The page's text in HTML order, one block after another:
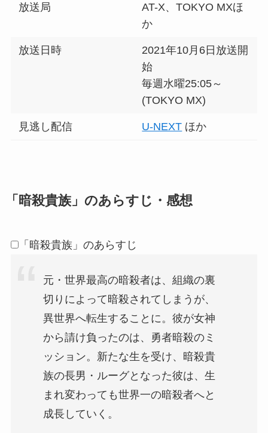
放送局
AT-X、TOKYO MXほ
か
放送日時
2021年10月6日放送開
始
毎週水曜25:05～
(TOKYO MX)
見逃し配信 U-NEXT ほか
「暗殺貴族」のあらすじ・感想
「暗殺貴族」のあらすじ
元・世界最高の暗殺者は、組織の裏
切りによって暗殺されてしまうが、
異世界へ転生することに。彼が女神
から請け負ったのは、勇者暗殺のミ
ッション。新たな生を受け、暗殺貴
族の長男・ルーグとなった彼は、生
まれ変わっても世界一の暗殺者へと
成長していく。